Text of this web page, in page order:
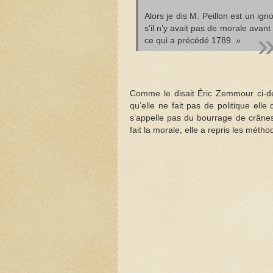
Alors je dis M. Peillon est un
s’il n’y avait pas de morale
ce qui a précédé 1789. »
Comme le disait Éric Zemmour ci-
qu’elle ne fait pas de politique elle
s’appelle pas du bourrage de
fait la morale, elle a repris les